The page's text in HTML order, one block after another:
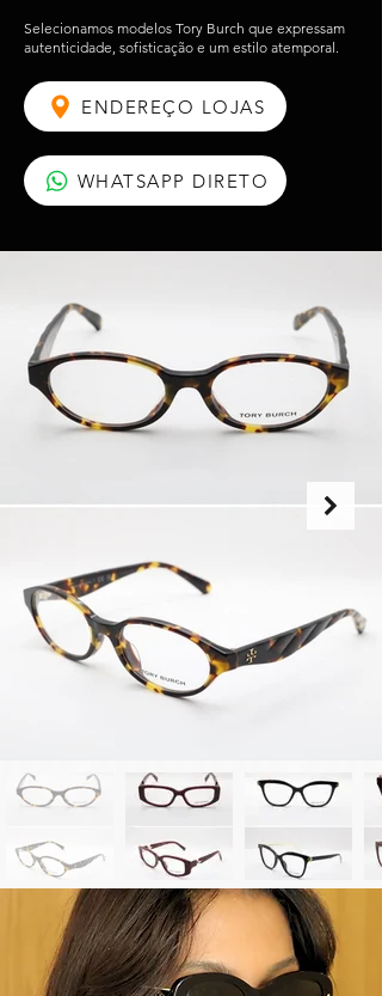
Selecionamos modelos Tory Burch que expressam
autenticidade, sofisticação e um estilo atemporal.
ENDEREÇO LOJAS
WHATSAPP DIRETO